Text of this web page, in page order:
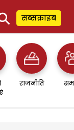
सब्सक्राइब
राजनीति